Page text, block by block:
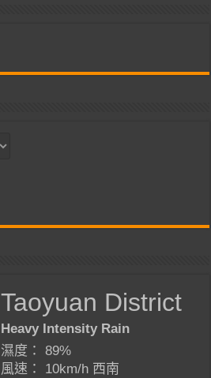
Taoyuan District
Heavy Intensity Rain
濕度： 89%
風速： 10km/h 西南